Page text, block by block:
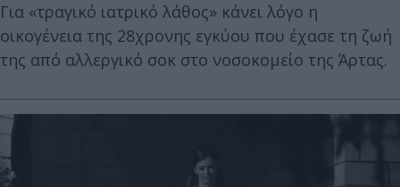
Για «τραγικό ιατρικό λάθος» κάνει λόγο η
οικογένεια της 28χρονης εγκύου που έχασε τη ζωή
της από αλλεργικό σοκ στο νοσοκομείο της Άρτας.